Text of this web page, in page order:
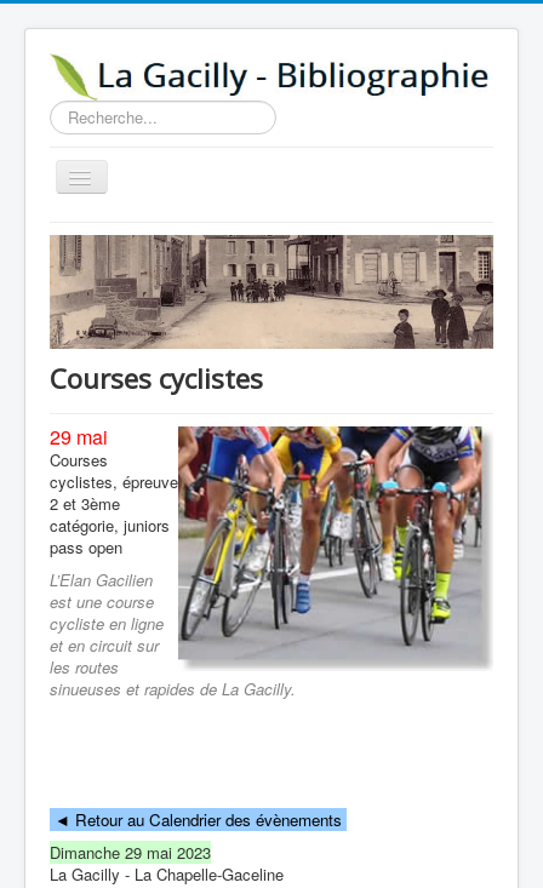
Rechercher
Basculer
la
Accueil
14e au 18e siècle
Sources
Aide
Contactez-nous
A propos
Courses cyclistes
29 mai
Courses
cyclistes, épreuve
2 et 3ème
catégorie, juniors
pass open
L’Elan Gacilien
est une course
cycliste en ligne
et en circuit sur
les routes
sinueuses et rapides de La Gacilly.
◄ Retour au Calendrier des évènements
Dimanche 29 mai 2023
La Gacilly - La Chapelle-Gaceline